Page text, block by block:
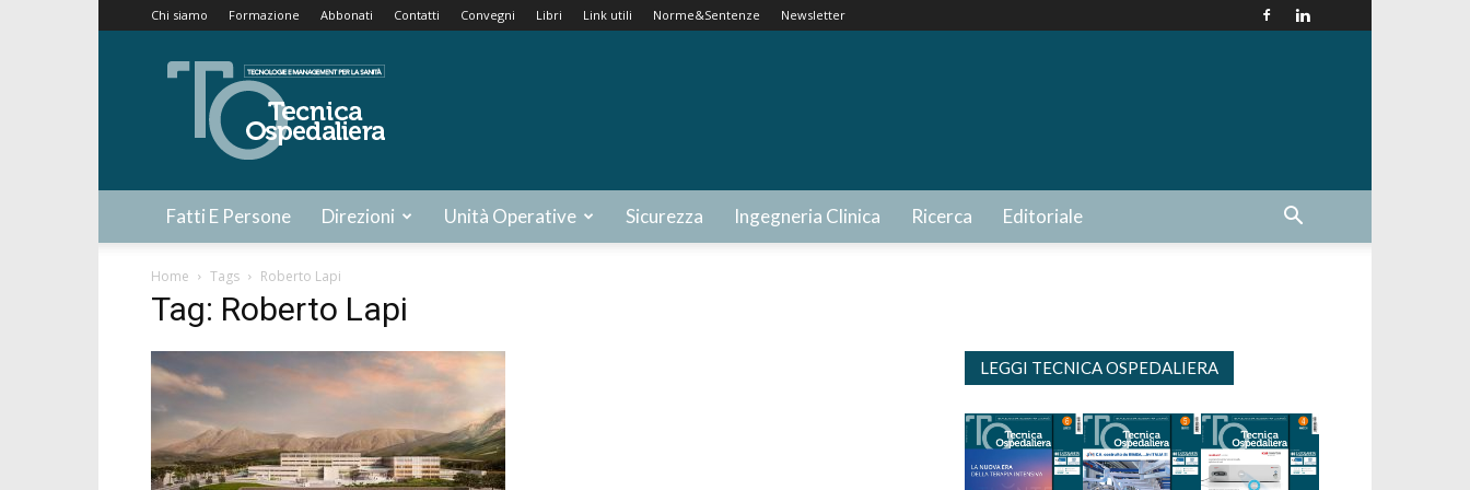
Chi siamo Formazione Abbonati Contatti Convegni Libri Link utili Norme&Sentenze Newsletter
Tecnica
Ospedaliera
Fatti E Persone Direzioni Unità Operative Sicurezza Ingegneria Clinica Ricerca Editoriale
Home Tags Roberto Lapi
Tag: Roberto Lapi
LEGGI TECNICA OSPEDALIERA